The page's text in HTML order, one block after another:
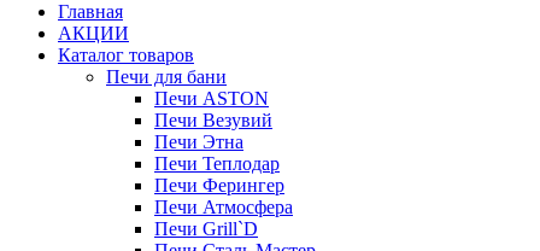
Главная
АКЦИИ
Каталог товаров
Печи для бани
Печи ASTON
Печи Везувий
Печи Этна
Печи Теплодар
Печи Ферингер
Печи Атмосфера
Печи Grill`D